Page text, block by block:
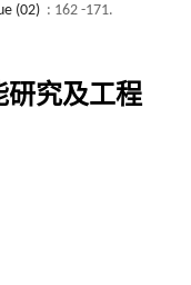
(02) : 162 -171.
研究及工程